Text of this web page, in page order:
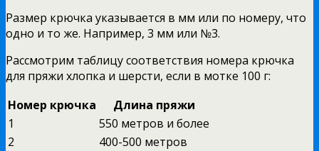
Размер крючка указывается в мм или по номеру, что
одно и то же. Например, 3 мм или №3.
Рассмотрим таблицу соответствия номера крючка
для пряжи хлопка и шерсти, если в мотке 100 г:
Номер крючка
Длина пряжи
1
550 метров и более
2
400-500 метров